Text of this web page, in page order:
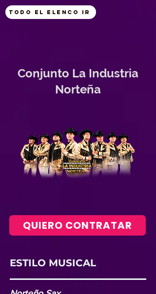
Todo el Elenco ir
Conjunto La Industria
Norteña
QUIERO CONTRATAR
ESTILO MUSICAL